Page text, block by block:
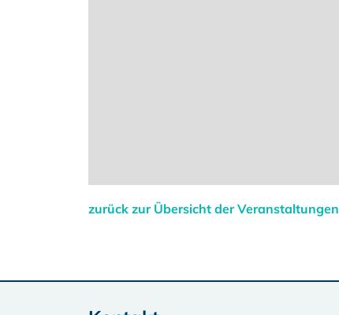
zurück zur Übersicht der Veranstaltungen